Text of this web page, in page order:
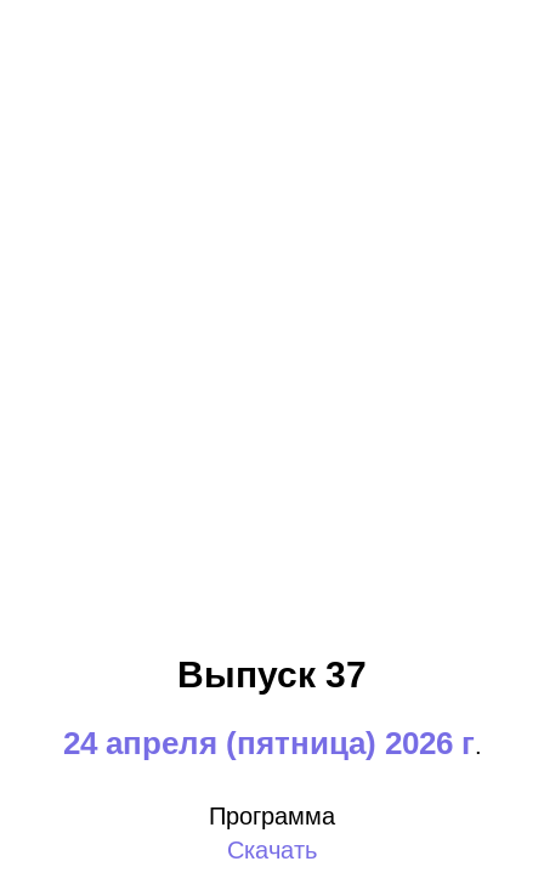
Выпуск 37
24 апреля (пятница) 2026 г.
Программа
Скачать